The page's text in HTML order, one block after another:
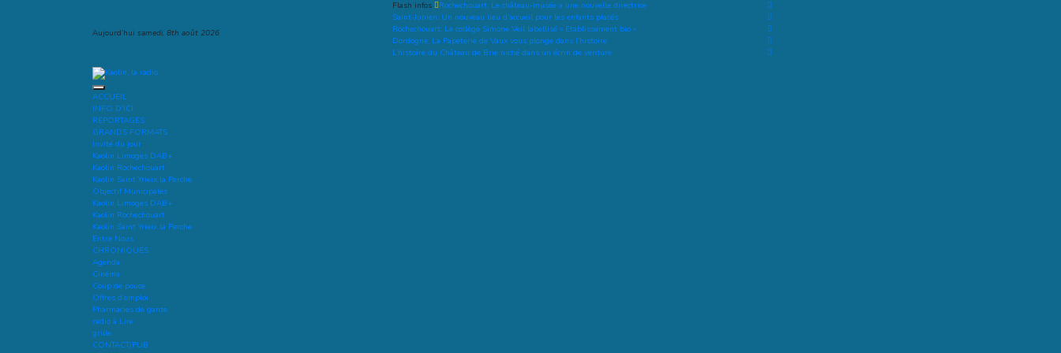
Aujourd’hui samedi, 8th août 2026
Flash infos
Rochechouart: Le château-musée a une nouvelle directrice
Saint-Junien: Un nouveau lieu d’accueil pour les enfants placés
Rochechouart: Le collège Simone Veil labellisé « Etablissement bio »
Dordogne: La Papeterie de Vaux vous plonge dans l’histoire
L’histoire du Château de Brie niché dans un écrin de verdure
Ecoutez-vous
ACCUEIL
INFO D’ICI
REPORTAGES
GRANDS FORMATS
Invité du jour
Kaolin Limoges DAB+
Kaolin Rochechouart
Kaolin Saint Yrieix la Perche
Objectif Municipales
Kaolin Limoges DAB+
Kaolin Rochechouart
Kaolin Saint Yrieix la Perche
Entre Nous
CHRONIQUES
Agenda
Cinéma
Coup de pouce
Offres d’emploi
Pharmacies de garde
radio à Lire
grille
CONTACT/PUB